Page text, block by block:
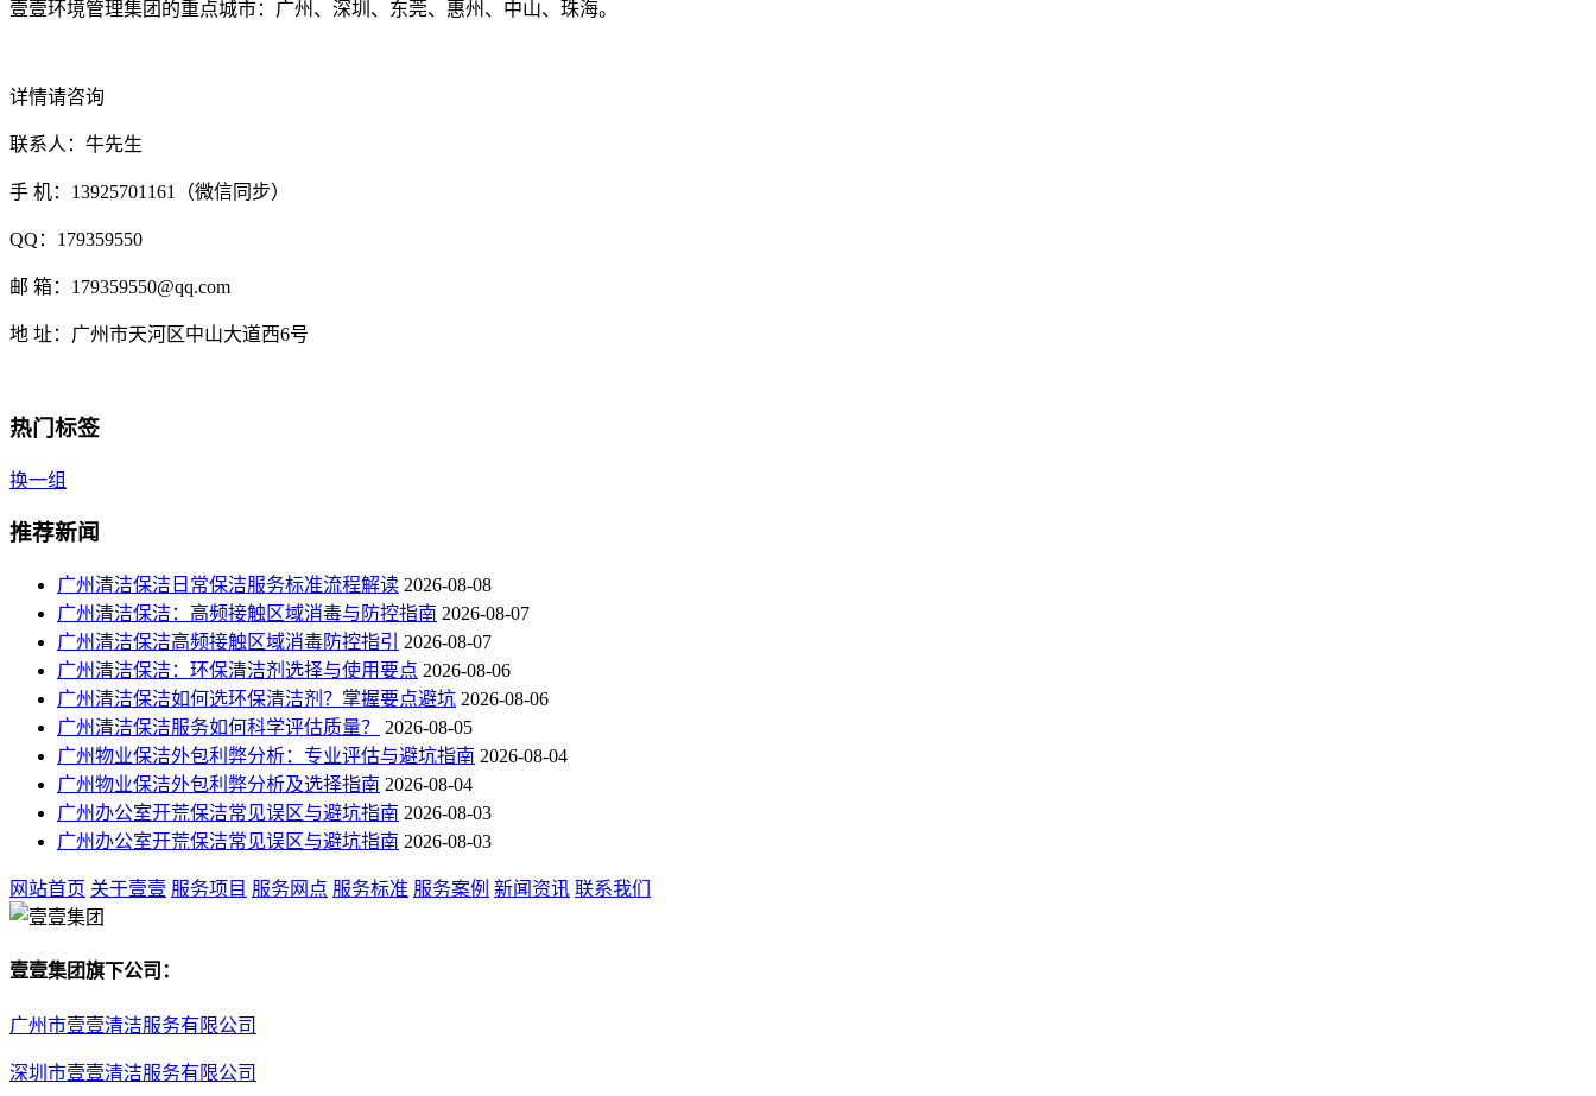
壹壹环境管理集团的重点城市：广州、深圳、东莞、惠州、中山、珠海。
详情请咨询
联系人：牛先生
手 机：13925701161（微信同步）
QQ：179359550
邮 箱：179359550@qq.com
地 址：广州市天河区中山大道西6号
热门标签
换一组
推荐新闻
广州清洁保洁日常保洁服务标准流程解读 2026-08-08
广州清洁保洁：高频接触区域消毒与防控指南 2026-08-07
广州清洁保洁高频接触区域消毒防控指引
2026-08-07
广州清洁保洁：环保清洁剂选择与使用要点 2026-08-06
广州清洁保洁如何选环保清洁剂？掌握要点避坑 2026-08-06
广州清洁保洁服务如何科学评估质量？
2026-08-05
广州物业保洁外包利弊分析：专业评估与避坑指南 2026-08-04
广州物业保洁外包利弊分析及选择指南 2026-08-04
广州办公室开荒保洁常见误区与避坑指南 2026-08-03
广州办公室开荒保洁常见误区与避坑指南 2026-08-03
网站首页 关于壹壹 服务项目 服务网点 服务标准 服务案例 新闻资讯 联系我们
壹壹集团旗下公司：
广州市壹壹清洁服务有限公司
深圳市壹壹清洁服务有限公司